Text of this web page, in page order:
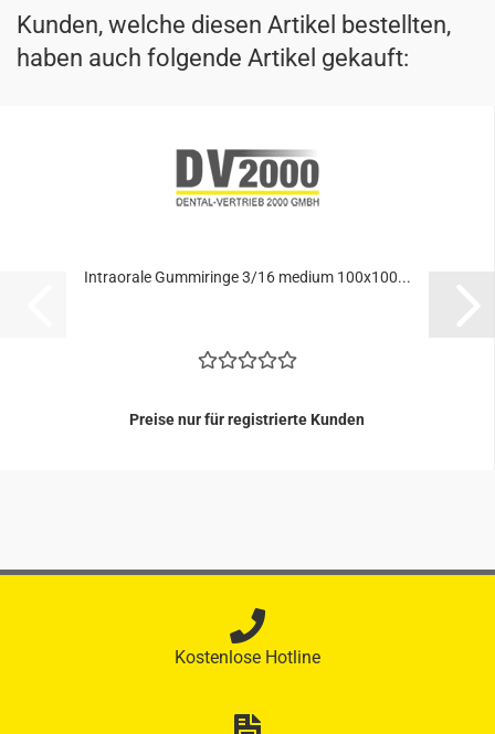
Kunden, welche diesen Artikel bestellten,
haben auch folgende Artikel gekauft:
In­tra­o­ra­le Gum­mi­rin­ge 3/16 me­di­um 100x100...
Preise nur für registrierte Kunden
Kostenlose Hotline